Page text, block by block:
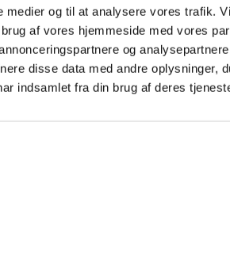
medier og til at analysere vores trafik.
af vores hjemmeside med vores
og
disse data med andre oplysninger,
indsamlet fra din brug af deres
– Sharks